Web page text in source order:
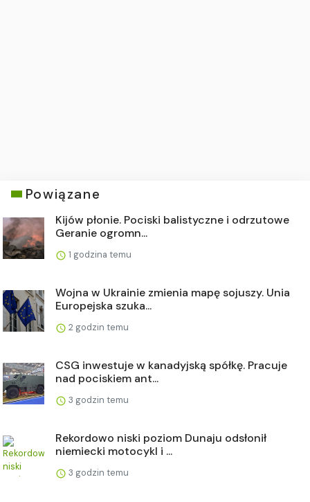
Powiązane
Kijów płonie. Pociski balistyczne i odrzutowe
Geranie ogromn...
1 godzina temu
Wojna w Ukrainie zmienia mapę sojuszy. Unia
Europejska szuka...
2 godzin temu
CSG inwestuje w kanadyjską spółkę. Pracuje
nad pociskiem ant...
3 godzin temu
Rekordowo niski poziom Dunaju odsłonił
niemiecki motocykl i ...
3 godzin temu